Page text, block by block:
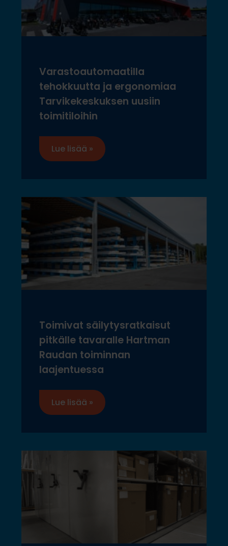
Varastoautomaatilla
tehokkuutta ja ergonomiaa
Tarvikekeskuksen uusiin
toimitiloihin
Lue lisää »
Toimivat säilytysratkaisut
pitkälle tavaralle Hartman
Raudan toiminnan
laajentuessa
Lue lisää »